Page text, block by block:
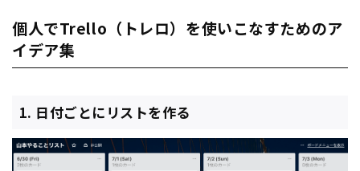
個人でTrello（トレロ）を使いこなすためのア
イデア集
1. 日付ごとにリストを作る